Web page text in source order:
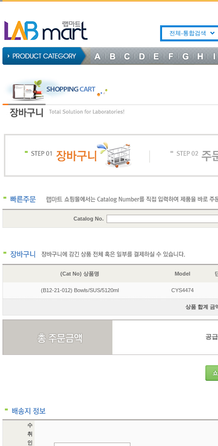
전체-통합검색
Catalog No.
(Cat No) 상품명 Model
(B12-21-012) Bowls/SUS/5120ml CYS4474
상품 합계 금
공
수
취
인